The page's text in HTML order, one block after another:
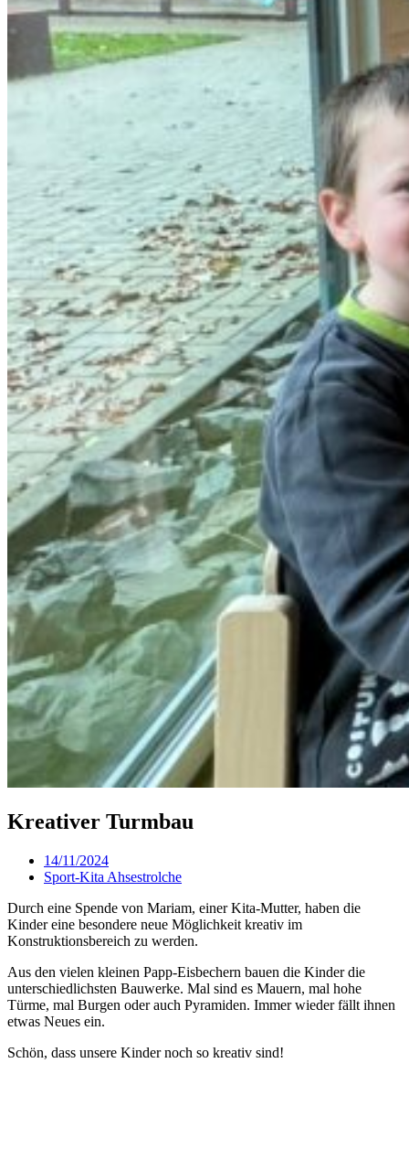
Kreativer Turmbau
14/11/2024
Sport-Kita Ahsestrolche
Durch eine Spende von Mariam, einer Kita-Mutter, haben die
Kinder eine besondere neue Möglichkeit kreativ im
Konstruktionsbereich zu werden.
Aus den vielen kleinen Papp-Eisbechern bauen die Kinder die
unterschiedlichsten Bauwerke. Mal sind es Mauern, mal hohe
Türme, mal Burgen oder auch Pyramiden. Immer wieder fällt ihnen
etwas Neues ein.
Schön, dass unsere Kinder noch so kreativ sind!